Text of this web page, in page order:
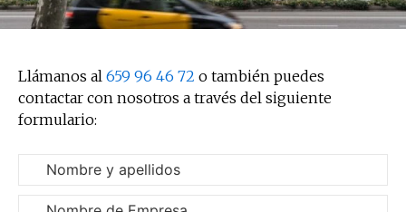
Llámanos al 659 96 46 72 o también puedes
contactar con nosotros a través del siguiente
formulario: